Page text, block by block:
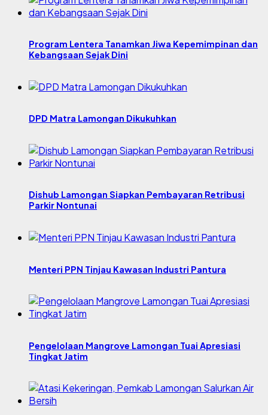
Program Lentera Tanamkan Jiwa Kepemimpinan dan
Kebangsaan Sejak Dini
DPD Matra Lamongan Dikukuhkan
Dishub Lamongan Siapkan Pembayaran Retribusi
Parkir Nontunai
Menteri PPN Tinjau Kawasan Industri Pantura
Pengelolaan Mangrove Lamongan Tuai Apresiasi
Tingkat Jatim